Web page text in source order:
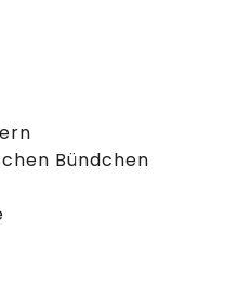
Bündchen